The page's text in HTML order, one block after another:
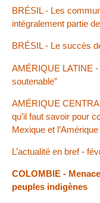
BRÉSIL - Les
intégralement partie
BRÉSIL - Le succès
AMÉRIQUE LATINE
soutenable”
AMÉRIQUE
qu’il faut savoir pour
Mexique et
L’actualité en bref -
COLOMBIE -
peuples indigènes